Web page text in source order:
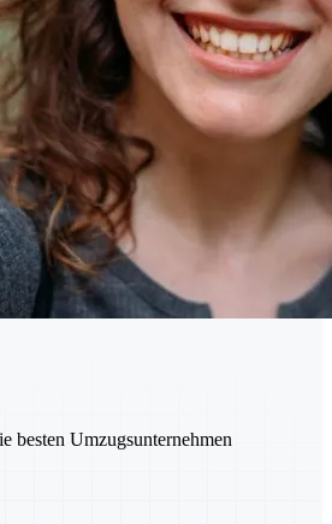
besten Umzugsunternehmen